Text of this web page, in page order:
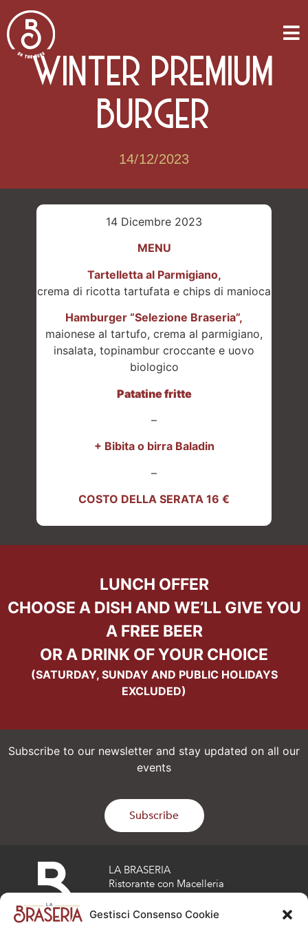
Gestisci Consenso Cookie
WINTER PREMIUM
BURGER
14/12/2023
14 Dicembre 2023
MENU
Tartelletta al Parmigiano,
crema di ricotta tartufata e chips di manioca
Hamburger “Selezione Braseria”,
maionese al tartufo, crema al parmigiano,
insalata, topinambur croccante e uovo
biologico
Patatine fritte
–
+ Bibita o birra Baladin
–
COSTO DELLA SERATA 16 €
LUNCH OFFER
CHOOSE A DISH AND WE’LL GIVE YOU
A FREE BEER
OR A DRINK OF YOUR CHOICE
(SATURDAY, SUNDAY AND PUBLIC HOLIDAYS
EXCLUDED)
Subscribe to our newsletter and stay updated on all our
events
Subscribe
LA BRASERIA
Ristorante con Macelleria
Osio Sotto (BG)